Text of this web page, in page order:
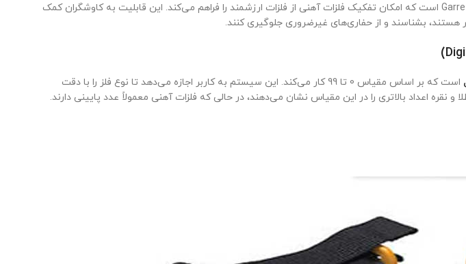
یکی از ویژگی‌های برجسته در دستگاه‌های Garrett است که امکان تفکیک فلزات آهنی از فلزات ارزشمند را فراهم می‌کند. این قابلیت به کاوشگران کمک
هستند، بشناسند و از حفاری‌های غیرضروری جلوگیری کنند.
است که بر اساس مقیاس 0 تا 99 کار می‌کند. این سیستم به کاربر اجازه می‌دهد تا نوع فلز را با دقت
نقره اعداد بالاتری را در این مقیاس نشان می‌دهند، در حالی که فلزات آهنی معمولاً عدد پایینی دارند.